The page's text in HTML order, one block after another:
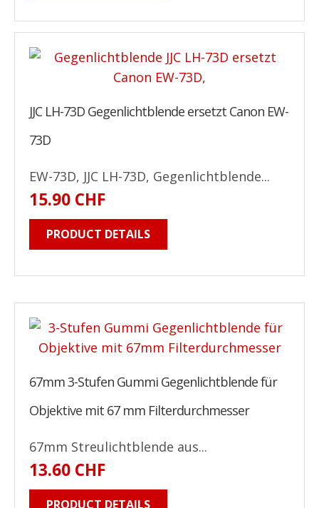
JJC LH-73D Gegenlichtblende ersetzt Canon EW-
73D
EW-73D, JJC LH-73D, Gegenlichtblende...
15.90 CHF
PRODUCT DETAILS
67mm 3-Stufen Gummi Gegenlichtblende für
Objektive mit 67 mm Filterdurchmesser
67mm Streulichtblende aus...
13.60 CHF
PRODUCT DETAILS